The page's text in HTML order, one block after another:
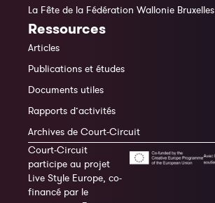
La Fête de la Fédération Wallonie Bruxelles
Ressources
Articles
Publications et études
Documents utiles
Rapports d’activités
Archives de Court-Circuit
Court-Circuit
participe au projet
Live Style Europe, co-
financé par le